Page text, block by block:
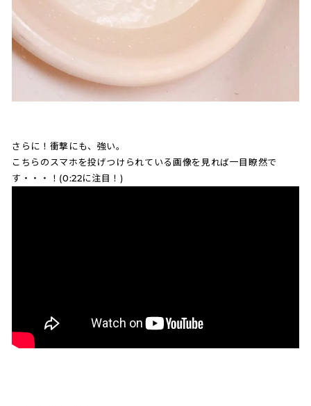
さらに！衝撃にも、強い。
こちらのスマホを投げつけられている画像を見れば一目瞭然で
す・・・！(0:22に注目！)